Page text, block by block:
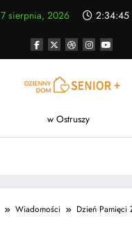
7 sierpnia, 2026 2:34:46
w Ostruszy
Wiadomości Dzień Pamięci